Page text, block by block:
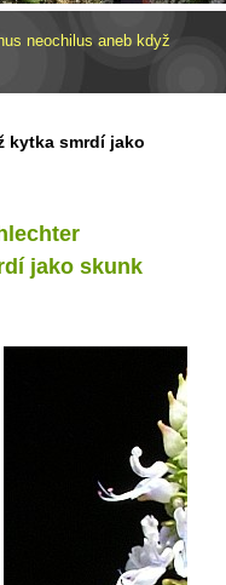
neochilus aneb když
kytka smrdí jako
jako skunk